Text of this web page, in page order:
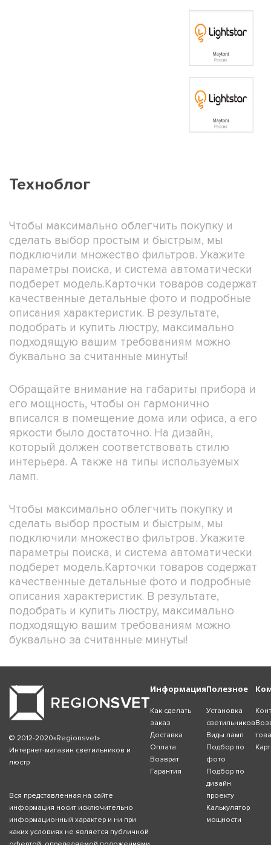
Техноблог
Чтобы максимально облегчить покупку и
сделать выбор простым и быстрым, мы
подключили множество фильтров. Укажите
параметры поиска, и система автоматически
подберет модель.Карточки товаров содержат
качественные детальные фото и подробные
описания характеристик. В результате,
подобрать и купить люстру, максимально
подходящую вашим требованиям можно
буквально за считанные минуты!
Обращайте внимание на габариты прибора и
его мощность, чтобы он гармонично
вписался в помещение дома или офиса, а его
яркости было достаточно. На дизайн,
который должен соответствовать стилю
интерьера. А также на типы используемых
ламп.
Чтобы максимально облегчить покупку и
сделать выбор простым и быстрым, мы
подключили множество фильтров. Укажите
параметры поиска, и система автоматически
подберет модель.Карточки товаров содержат
качественные детальные фото и подробные
описания характеристик. В результате,
подобрать и купить люстру, максимально
подходящую вашим требованиям можно
буквально за считанные минуты!
© 2012-2020«Regionsvet»
Интернет-магазин светильников и
люстр
Вся представленная на сайте
информация носит исключительно
информационный характер и ни при
каких условиях не является публичной
Информация
Как сделать
заказ
Доставка
Оплата
Возврат
Гарантия
Полезное
Установка
светильников
Виды ламп
Подбор по
фото
Подбор по
дизайн
проекту
Калькулятор
мощности